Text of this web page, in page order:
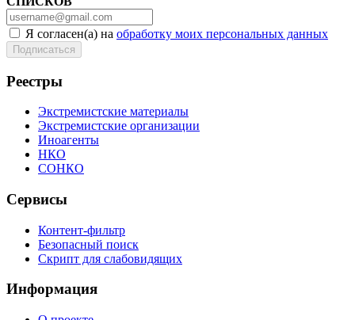
Я согласен(а) на обработку моих персональных данных
Реестры
Экстремистские материалы
Экстремистские организации
Иноагенты
НКО
СОНКО
Сервисы
Контент-фильтр
Безопасный поиск
Скрипт для слабовидящих
Информация